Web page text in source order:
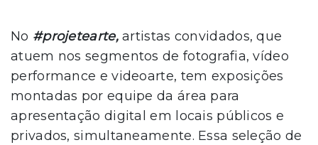
No #projetearte,artistas convidados, que
atuem nos segmentos de fotografia, vídeo
performance e videoarte, tem exposições
montadas por equipe da área para
apresentação digital em locais públicos e
privados, simultaneamente. Essa seleção de